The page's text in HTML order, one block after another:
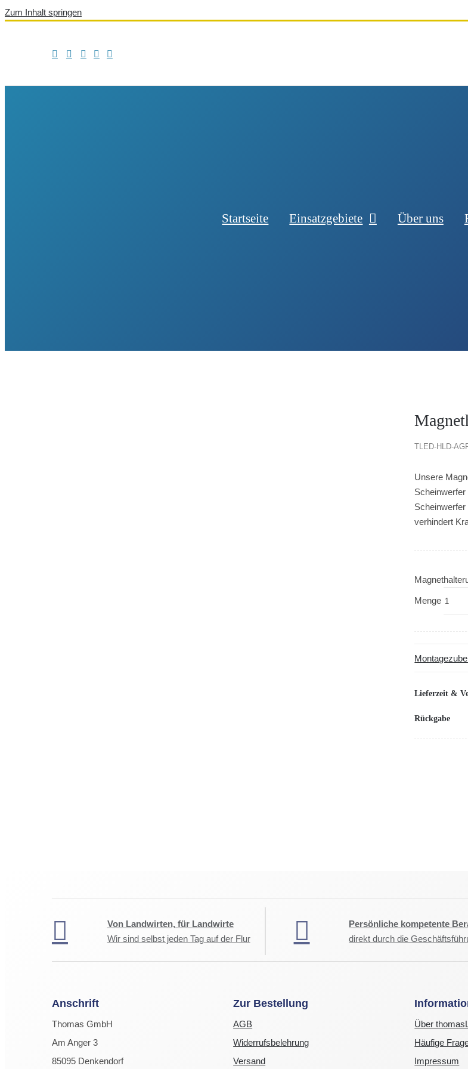
Zum Inhalt springen
Startseite Einsatzgebiete Über uns
TLED-HLD-
Unsere
verhindert
Menge
Lieferzeit &
Rückgabe
Von Landwirten, für Landwirte
Wir sind selbst jeden Tag auf der Flur
Persönliche kompetente
direkt durch die
Anschrift
Thomas GmbH
Am Anger 3
85095 Denkendorf
Zur Bestellung
AGB
Widerrufsbelehrung
Versand
Über
Häufige
Impressum